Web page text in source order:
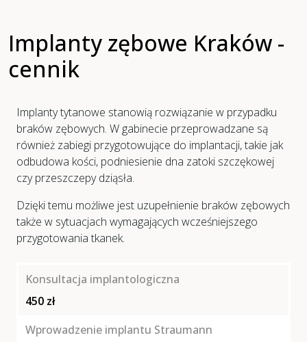
Implanty zębowe Kraków -
cennik
Implanty tytanowe stanowią rozwiązanie w przypadku
braków zębowych. W gabinecie przeprowadzane są
również zabiegi przygotowujące do implantacji, takie jak
odbudowa kości, podniesienie dna zatoki szczękowej
czy przeszczepy dziąsła.
Dzięki temu możliwe jest uzupełnienie braków zębowych
także w sytuacjach wymagających wcześniejszego
przygotowania tkanek.
Konsultacja implantologiczna
450 zł
Wprowadzenie implantu Straumann